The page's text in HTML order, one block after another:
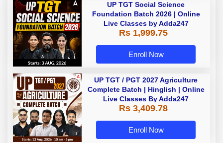
UP TGT Social Science
Foundation Batch 2026 | Online
Live Classes by Adda247
Rs 1,999.75
Enroll Now
UP TGT / PGT 2027 Agriculture
Complete Batch | Hinglish | Online
Live Classes By Adda247
Rs 3,409.78
Enroll Now